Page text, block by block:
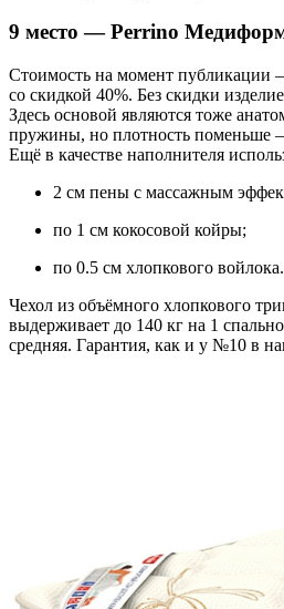
9 место — Perrino
Стоимость на момент публикации
со скидкой 40%. Без скидки
Здесь основой являются тоже
пружины, но плотность поменьше
Ещё в качестве наполнителя
2 см пены с массажным
по 1 см кокосовой койры;
по 0.5 см хлопкового войлока.
Чехол из объёмного хлопкового
выдерживает до 140 кг на 1
средняя. Гарантия, как и у №10 в